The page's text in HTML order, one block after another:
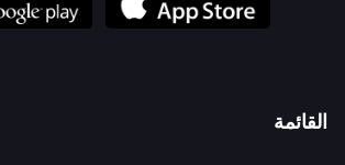
القائمة